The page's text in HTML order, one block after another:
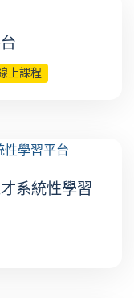
上課程
系統性學習